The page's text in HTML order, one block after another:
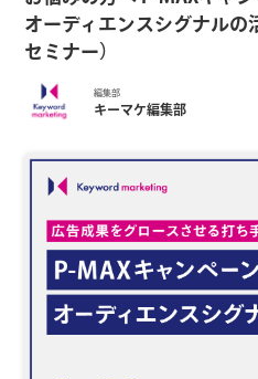
オーディエンスシグナルの
セミナー）
編集部
キーマケ編集部